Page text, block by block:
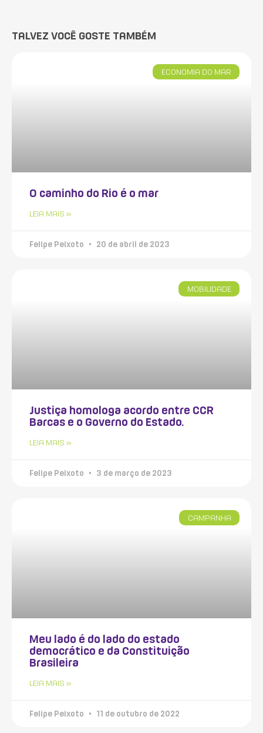
TALVEZ VOCÊ GOSTE TAMBÉM
ECONOMIA DO MAR
O caminho do Rio é o mar
LEIA MAIS »
Felipe Peixoto 20 de abril de 2023
MOBILIDADE
Justiça homologa acordo entre CCR
Barcas e o Governo do Estado.
LEIA MAIS »
Felipe Peixoto 3 de março de 2023
CAMPANHA
Meu lado é do lado do estado
democrático e da Constituição
Brasileira
LEIA MAIS »
Felipe Peixoto 11 de outubro de 2022